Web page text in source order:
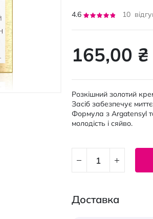
Рейтинг:
4.6
10
165,00 ₴
Розкішний золотий
Засіб забезпечує
Формула з Argatensyl
молодість і сяйво.
Доставка